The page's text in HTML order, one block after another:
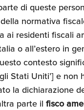
di queste
normativa
ai residenti fiscali
o all’estero in
contesto
Stati Uniti’] e non
la dichiarazione
parte il fisco